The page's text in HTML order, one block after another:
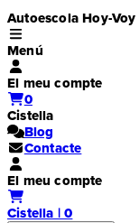
Autoescola Hoy-Voy
Menú
El meu compte
0
Cistella
Blog
Contacte
El meu compte
Cistella | 0